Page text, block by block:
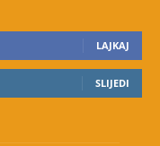
LAJKAJ
SLIJEDI